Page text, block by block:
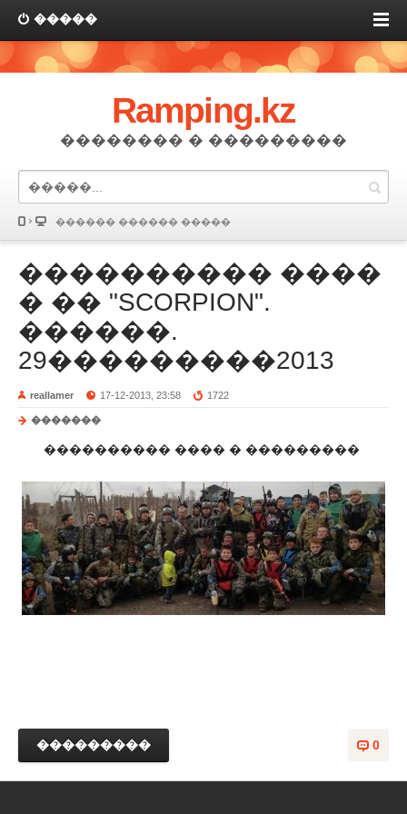
�����
Ramping.kz
�������� � ���������
������ ������ �����
���������� ����
� �� "SCORPION".
������.
29���������2013
reallamer 17-12-2013, 23:58 1722
�������
���������� ���� � ���������
0
���������